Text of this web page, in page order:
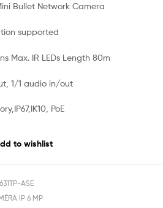
Bullet Network Camera
supported
Max. IR LEDs Length 80m
1/1 audio in/out
PoE
to wishlist
ASE
IP 6 MP